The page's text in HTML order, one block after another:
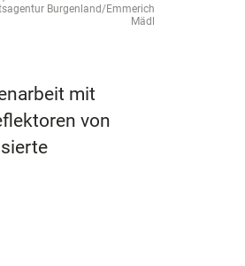
Burgenland/Emmerich
Mädl
mit
von